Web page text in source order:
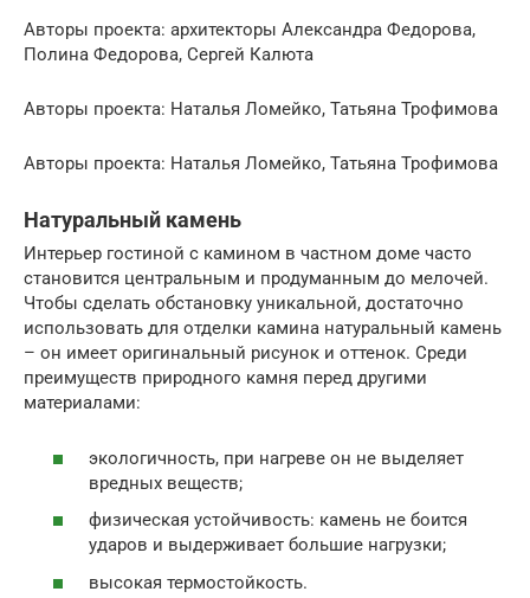
Авторы проекта: архитекторы Александра Федорова,
Полина Федорова, Сергей Калюта
Авторы проекта: Наталья Ломейко, Татьяна Трофимова
Авторы проекта: Наталья Ломейко, Татьяна Трофимова
Натуральный камень
Интерьер гостиной с камином в частном доме часто
становится центральным и продуманным до мелочей.
Чтобы сделать обстановку уникальной, достаточно
использовать для отделки камина натуральный камень
– он имеет оригинальный рисунок и оттенок. Среди
преимуществ природного камня перед другими
материалами:
экологичность, при нагреве он не выделяет
вредных веществ;
физическая устойчивость: камень не боится
ударов и выдерживает большие нагрузки;
высокая термостойкость.